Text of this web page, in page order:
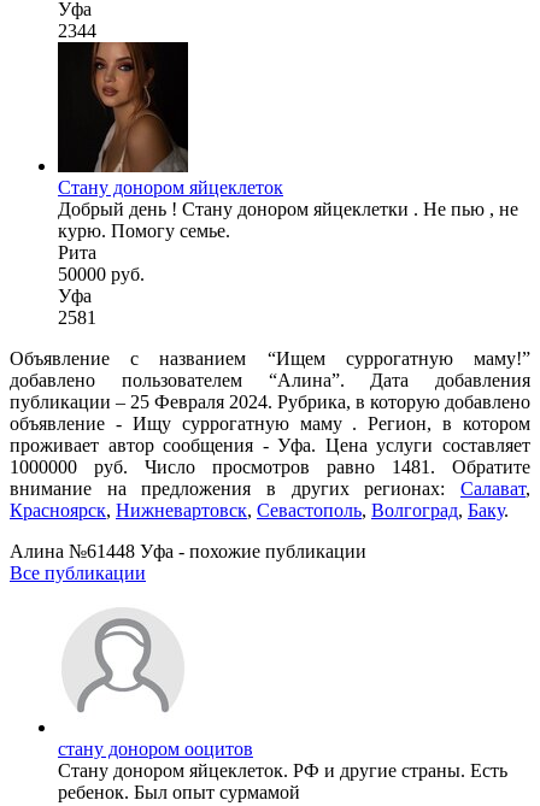
Уфа
2344
Стану донором яйцеклеток
Добрый день ! Стану донором яйцеклетки . Не пью , не
курю. Помогу семье.
Рита
50000 руб.
Уфа
2581
Объявление с названием “Ищем суррогатную маму!”
добавлено пользователем “Алина”. Дата добавления
публикации – 25 Февраля 2024. Рубрика, в которую добавлено
объявление - Ищу суррогатную маму . Регион, в котором
проживает автор сообщения - Уфа. Цена услуги составляет
1000000 руб. Число просмотров равно 1481. Обратите
внимание на предложения в других регионах: Салават,
Красноярск, Нижневартовск, Севастополь, Волгоград, Баку.
Алина №61448 Уфа - похожие публикации
Все публикации
стану донором ооцитов
Стану донором яйцеклеток. РФ и другие страны. Есть
ребенок. Был опыт сурмамой